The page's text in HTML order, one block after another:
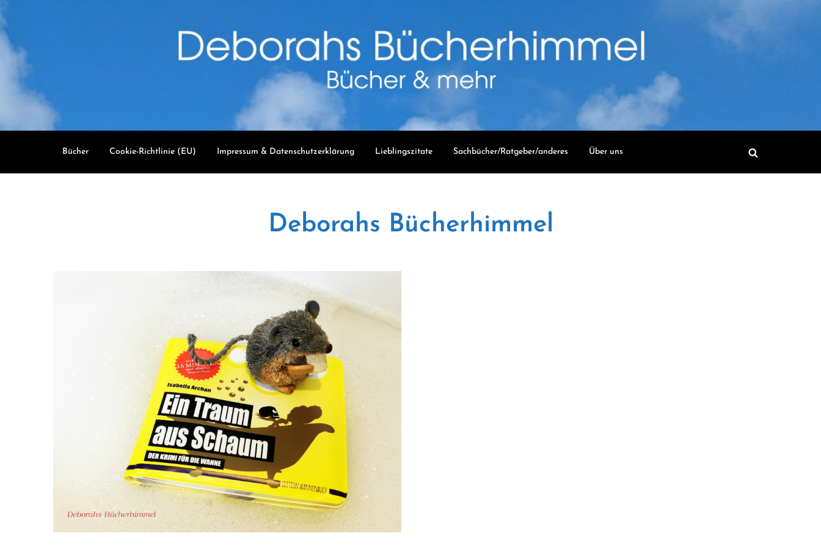
content
Bücher Cookie-Richtlinie (EU) Impressum & Datenschutzerklärung Lieblingszitate Sachbücher/Ratgeber/anderes Über uns
Deborahs Bücherhimmel